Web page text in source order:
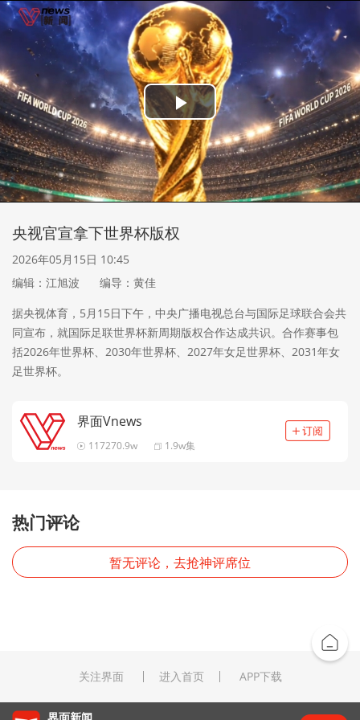
Play
Video
央视官宣拿下世界杯版权
2026年05月15日 10:45
编辑：江旭波
编导：黄佳
据央视体育，5月15日下午，中央广播电视总台与国际足球联合会共
同宣布，就国际足联世界杯新周期版权合作达成共识。合作赛事包
括2026年世界杯、2030年世界杯、2027年女足世界杯、2031年女
足世界杯。
界面Vnews
117270.9w 1.9w集
热门评论
暂无评论，去抢神评席位
关注界面 进入首页 APP下载